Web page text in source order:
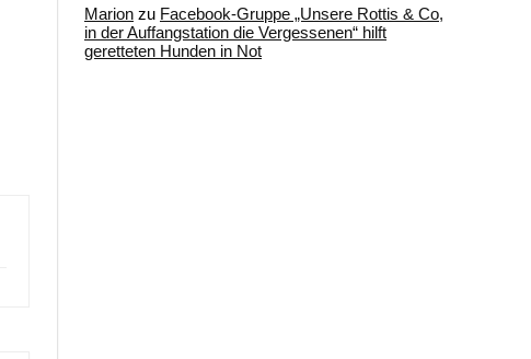
Marion zu Facebook-Gruppe „Unsere Rottis & Co,
in der Auffangstation die Vergessenen“ hilft
geretteten Hunden in Not